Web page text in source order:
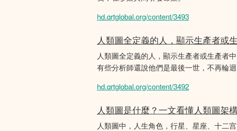
hd.qrtglobal.org/content/3493
人類圖全定義的人，顯示生產者或
人類圖全定義的人，顯示生產者或生產者
有些分析師還說他們是最後一世，不再輪
hd.qrtglobal.org/content/3492
人類圖是什麼？一文看懂人類圖架
人類圖中，人生角色，行星、星座、十二